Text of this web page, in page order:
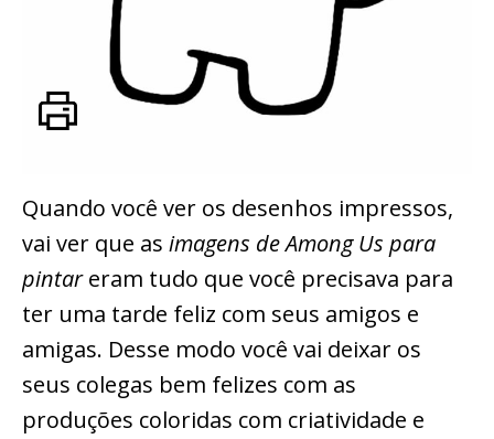
Quando você ver os desenhos impressos,
vai ver que as imagens de Among Us para
pintareram tudo que você precisava para
ter uma tarde feliz com seus amigos e
amigas. Desse modo você vai deixar os
seus colegas bem felizes com as
produções coloridas com criatividade e